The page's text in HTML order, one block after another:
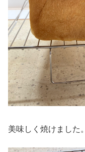
美味しく焼けました。